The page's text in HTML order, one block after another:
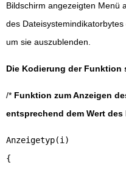
Bildschirm angezeigten Menü
des
um sie auszublenden.
Die Kodierung der
/* Funktion zum Anzeigen
entsprechend dem Wert
Anzeigetyp(i)
{